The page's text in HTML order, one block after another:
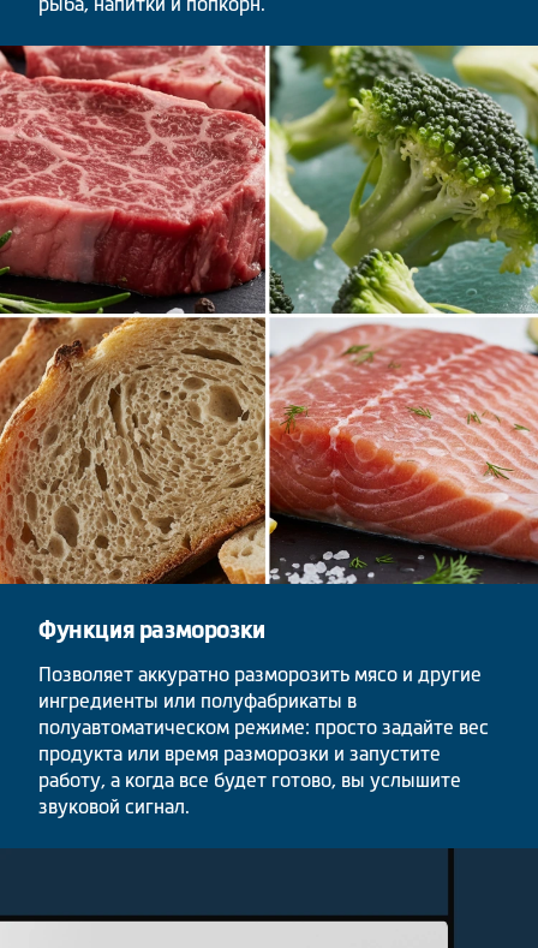
Функция разморозки
Позволяет аккуратно разморозить мясо и другие
ингредиенты или полуфабрикаты в
полуавтоматическом режиме: просто задайте вес
продукта или время разморозки и запустите
работу, а когда все будет готово, вы услышите
звуковой сигнал.